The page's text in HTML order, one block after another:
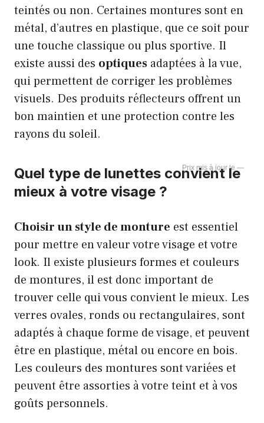
teintés ou non. Certaines montures sont en
métal, d’autres en plastique, que ce soit pour
une touche classique ou plus sportive. Il
existe aussi des optiques adaptées à la vue,
qui permettent de corriger les problèmes
visuels. Des produits réflecteurs offrent un
bon maintien et une protection contre les
rayons du soleil.
—
Quel type de lunettes convient le
mieux à votre visage ?
Choisir un style de monture est essentiel
pour mettre en valeur votre visage et votre
look. Il existe plusieurs formes et couleurs
de montures, il est donc important de
trouver celle qui vous convient le mieux. Les
verres ovales, ronds ou rectangulaires, sont
adaptés à chaque forme de visage, et peuvent
être en plastique, métal ou encore en bois.
Les couleurs des montures sont variées et
peuvent être assorties à votre teint et à vos
goûts personnels.